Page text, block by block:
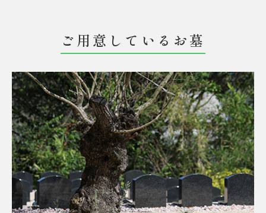
ご用意しているお墓